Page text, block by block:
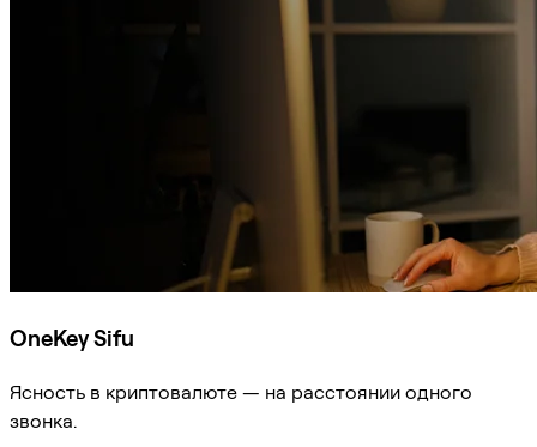
OneKey Sifu
Ясность в криптовалюте — на расстоянии одного
звонка.